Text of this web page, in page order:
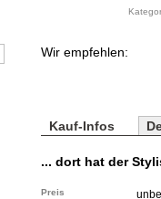
Wir empfehlen:
Kauf-Infos
... dort hat der
Preis